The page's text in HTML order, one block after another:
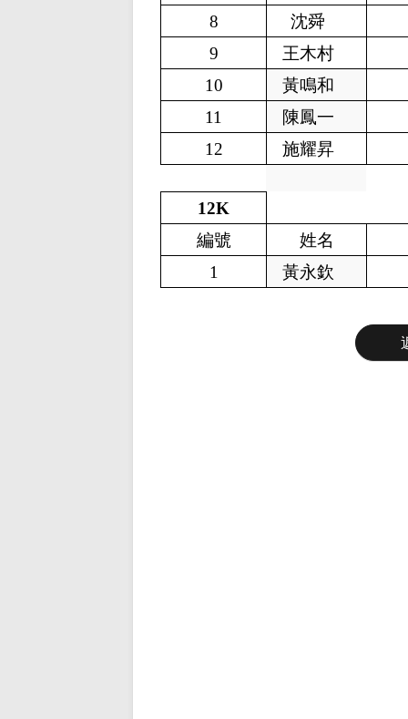
8
沈舜
9
王木村
10
黃鳴和
11
陳鳳一
12
施耀昇
12K
編號
姓名
1
黃永欽